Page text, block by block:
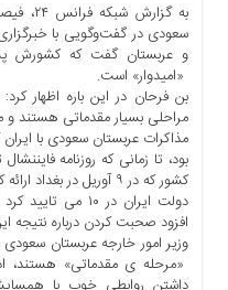
دسترسی
سریع
ارتباط
برگه
نمونه
تعرفه
درباره
به
سعودی در گفت‌وگویی با خبرگزاری
و عربستان گفت که کشورش
«امیدوار» است.
بن فرحان در این باره اظهار
مراحلی بسیار مقدماتی هستند و
مذاکرات عربستان سعودی با
بود، تا زمانی که روزنامه
کشور که در ۹ آوریل در بغداد ارائه کرد، هنوز اعلام عمومی نشده بود.
دولت ایران در
افزود صحبت کردن درباره نتیجه
وزیر امور خارجه عربستان سعودی
«مرحله ی مقدماتی» هستند،